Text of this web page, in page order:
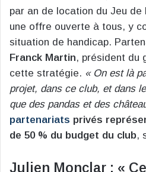
par an de location du Jeu de
une offre ouverte à tous, y
situation de handicap.
Franck Martin, président du
cette stratégie. « On est là
projet, dans ce club, et dans
que des pandas et des
partenariats privés
de 50 % du budget du club,
Julien Monclar : «